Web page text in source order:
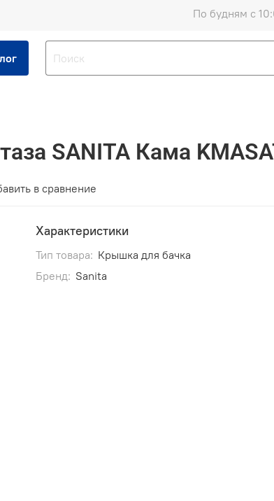
По будням с
SANITA Кама
в сравнение
Характеристики
Тип товара: Крышка для бачка
Бренд: Sanita